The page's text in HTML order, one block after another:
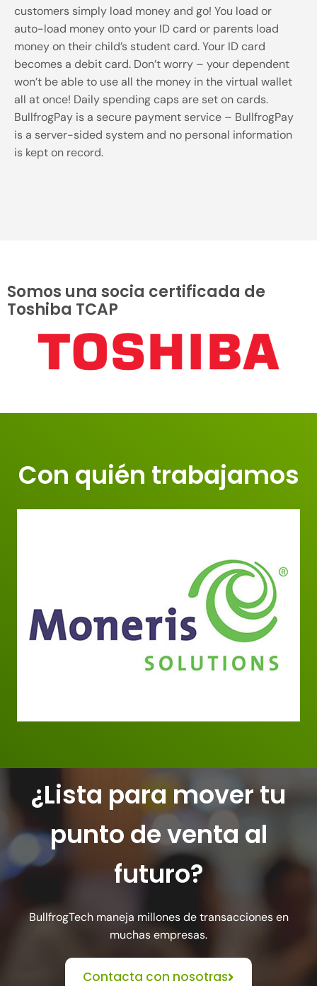
customers simply load money and go! You load or
auto-load money onto your ID card or parents load
money on their child’s student card. Your ID card
becomes a debit card. Don’t worry – your dependent
won’t be able to use all the money in the virtual wallet
all at once! Daily spending caps are set on cards.
BullfrogPay is a secure payment service – BullfrogPay
is a server-sided system and no personal information
is kept on record.
Somos una socia certificada de
Toshiba TCAP
Con quién trabajamos
¿Lista para mover tu
punto de venta al
futuro?
BullfrogTech maneja millones de transacciones en
muchas empresas.
Contacta con nosotras